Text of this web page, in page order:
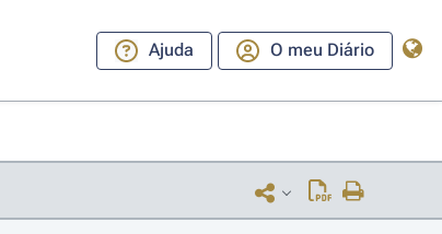
Ajuda O meu Diário